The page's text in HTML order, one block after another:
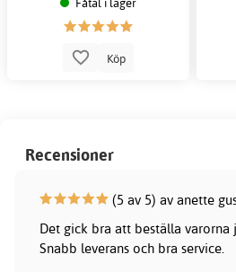
Köp
Recensioner
(5 av 5) av anette
Det gick bra att beställa varorna
Snabb leverans och bra service.